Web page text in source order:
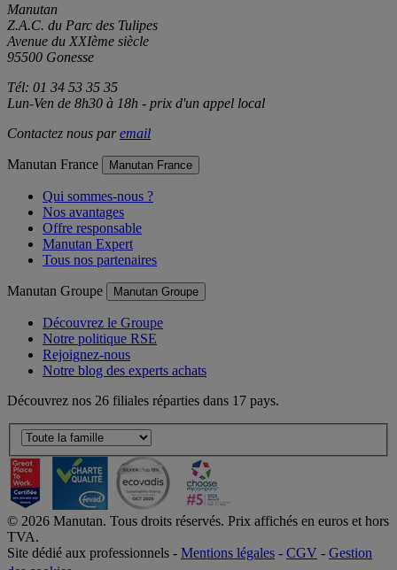
Manutan
Z.A.C. du Parc des Tulipes
Avenue du XXIème siècle
95500 Gonesse
Tél: 01 34 53 35 35
Lun-Ven de 8h30 à 18h - prix d'un appel local
Contactez nous paremail
Manutan France Manutan France
Qui sommes-nous ?
Nos avantages
Offre responsable
Manutan Expert
Tous nos partenaires
Manutan Groupe Manutan Groupe
Découvrez le Groupe
Notre politique RSE
Rejoignez-nous
Notre blog des experts achats
Découvrez nos 26 filiales réparties dans 17 pays.
© 2026 Manutan. Tous droits réservés. Prix affichés en euros et hors
TVA.
Site dédié aux professionnels - Mentions légales - CGV - Gestion